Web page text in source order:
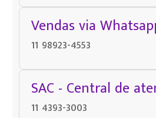
Vendas via
11 98923-4553
SAC - Central de
11 4393-3003